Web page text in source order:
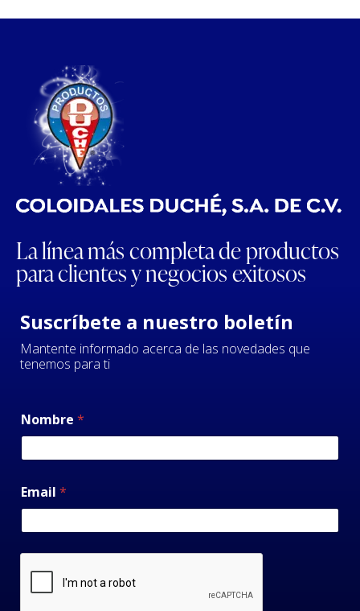
La línea más completa de productos
para clientes y negocios exitosos
Suscríbete a nuestro boletín
Mantente informado acerca de las novedades que
tenemos para ti
Nombre *
Email *